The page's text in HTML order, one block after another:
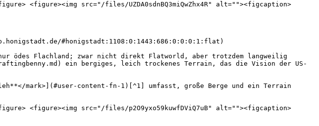
<figure><img src="/files/UZDA0sdnBQ3miQwZhx4R" alt=""><figcaption>
#honigstadt:1108:0:1443:686:0:0:0:1:flat)
ödes Flachland; zwar nicht direkt Flatworld, aber trotzdem langweilig
ein bergiges, leich trockenes Terrain, das die Vision der US-
mark>](#user-content-fn-1)[^1] umfasst, große Berge und ein Terrain
<figure><img src="/files/p2O9yxo59kuwfDViQ7uB" alt=""><figcaption>